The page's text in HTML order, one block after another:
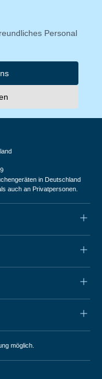
Personal
in Deutschland
auch an Privatpersonen.
möglich.